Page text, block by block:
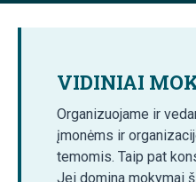
VIDINIAI
Organizuojame ir
įmonėms ir
temomis. Taip pat
Jei domina mokymai